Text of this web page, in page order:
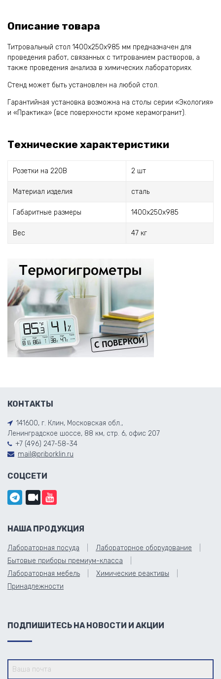
Описание товара
Титровальный стол 1400х250х985 мм предназначен для
проведения работ, связанных с титрованием растворов, а
также проведения анализа в химических лабораториях.
Стенд может быть установлен на любой стол.
Гарантийная установка возможна на столы серии «Экология»
и «Практика» (все поверхности кроме керамогранит).
Технические характеристики
Розетки на 220В 2 шт
Материал изделия сталь
Габаритные размеры 1400х250х985
Вес 47 кг
КОНТАКТЫ
141600, г. Клин, Московская обл.,
Ленинградское шоссе, 88 км, стр. 6, офис 207
+7 (496) 247-58-34
mail@priborklin.ru
СОЦСЕТИ
НАША ПРОДУКЦИЯ
Лабораторная посуда
Лабораторное оборудование
Бытовые приборы премиум-класса
Лабораторная мебель
Химические реактивы
Принадлежности
ПОДПИШИТЕСЬ НА НОВОСТИ И АКЦИИ